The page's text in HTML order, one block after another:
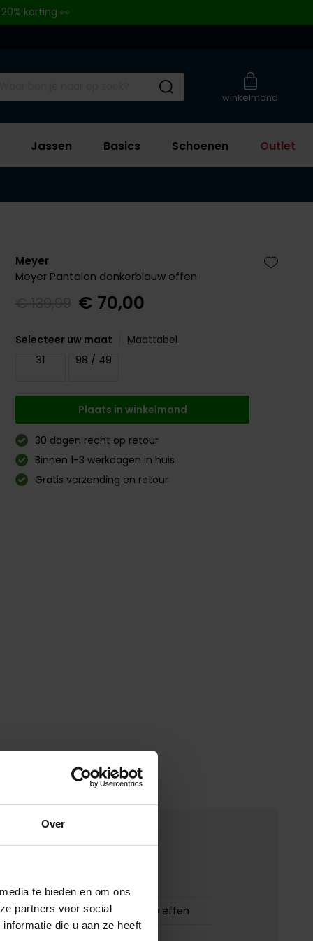
Over
te bieden en om ons
partners voor social
die u aan ze heeft
korting 👀
winkelmand
Submit search
Jassen Basics Schoenen Outlet
Meyer
Meyer Pantalon donkerblauw effen
Zet bij
€ 70,00
Selecteer uw maat Maattabel
31 98 / 49
Plaats in winkelmand
30 dagen recht op retour
Binnen 1-3 werkdagen in huis
Gratis verzending en retour
Meyer Pantalon donkerblauw effen